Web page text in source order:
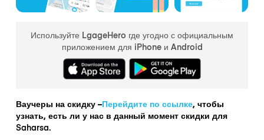
Используйте LgageHero где угодно с официальным
приложением для iPhone и Android
Ваучеры на скидку –Перейдите по ссылке, чтобы
узнать, есть ли у нас в данный момент скидки для
Saharsa.